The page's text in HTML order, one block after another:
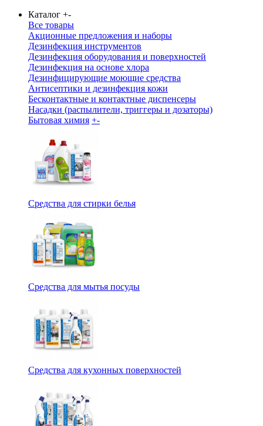
Каталог +-
Все товары
Акционные предложения и наборы
Дезинфекция инструментов
Дезинфекция оборудования и поверхностей
Дезинфекция на основе хлора
Дезинфицирующие моющие средства
Антисептики и дезинфекция кожи
Бесконтактные и контактные диспенсеры
Насадки (распылители, триггеры и дозаторы)
Бытовая химия +-
Средства для стирки белья
Средства для мытья посуды
Средства для кухонных поверхностей